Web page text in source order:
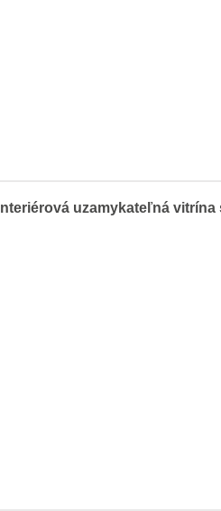
Interiérová uzamykateľná